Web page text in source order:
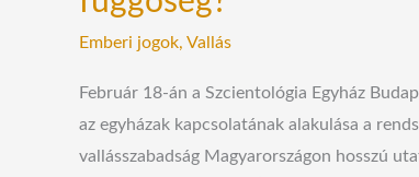
Emberi jogok, Vallás
Február 18-án a Szcientológia Egyház
az egyházak kapcsolatának alakulása a
vallásszabadság Magyarországon hosszú